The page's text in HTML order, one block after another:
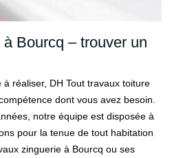
Bourcq – trouver un
réaliser, DH Tout travaux toiture
dont vous avez besoin.
notre équipe est disposée à
pour la tenue de tout habitation
zinguerie à Bourcq ou ses